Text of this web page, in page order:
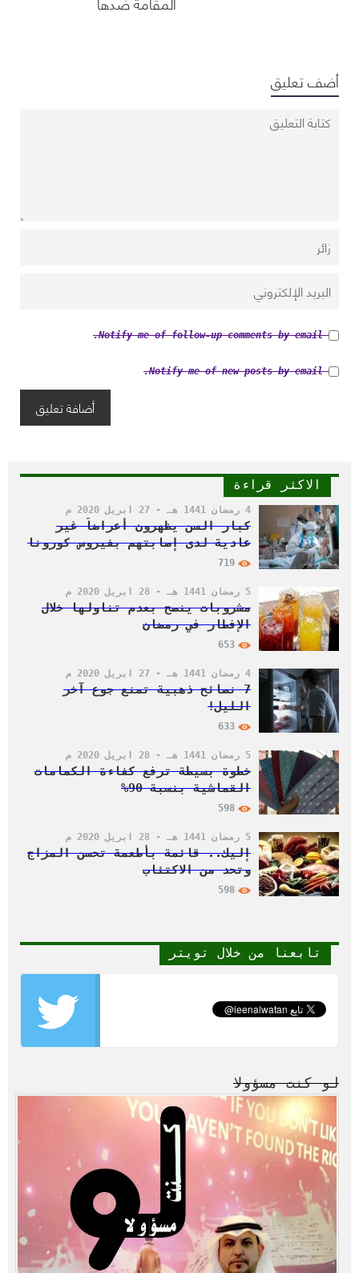
أضف تعليق
Notify me of follow-up comments by email.
Notify me of new posts by email.
الاكثر قراءة
4 رمضان 1441 هـ - 27 أبريل 2020 م
كبار السن يظهرون أعراضاً غير
عادية لدى إصابتهم بفيروس كورونا
719
5 رمضان 1441 هـ - 28 أبريل 2020 م
مشروبات ينصح بعدم تناولها خلال
الإفطار في رمضان
653
4 رمضان 1441 هـ - 27 أبريل 2020 م
7 نصائح ذهبية تمنع جوع آخر
الليل!
633
5 رمضان 1441 هـ - 28 أبريل 2020 م
خطوة بسيطة ترفع كفاءة الكمامات
القماشية بنسبة 90%
598
5 رمضان 1441 هـ - 28 أبريل 2020 م
إليك.. قائمة بأطعمة تحسن المزاج
وتحد من الاكتئاب
598
تابعنا من خلال تويتر
لو كنت مسؤولا